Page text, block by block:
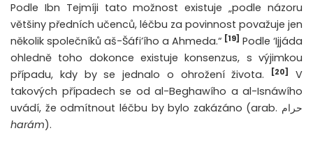
Podle Ibn Tejmíji tato možnost existuje „podle názoru
většiny předních učenců, léčbu za povinnost považuje jen
několik společníků aš-Šáfi’ího a Ahmeda.“ [19] Podle ‘Ijjáda
ohledně toho dokonce existuje konsenzus, s výjimkou
případu, kdy by se jednalo o ohrožení života.
[20]
V
takových případech se od al-Beghawího a al-Isnáwího
uvádí, že odmítnout léčbu by bylo zakázáno (arab. حرام
harám).